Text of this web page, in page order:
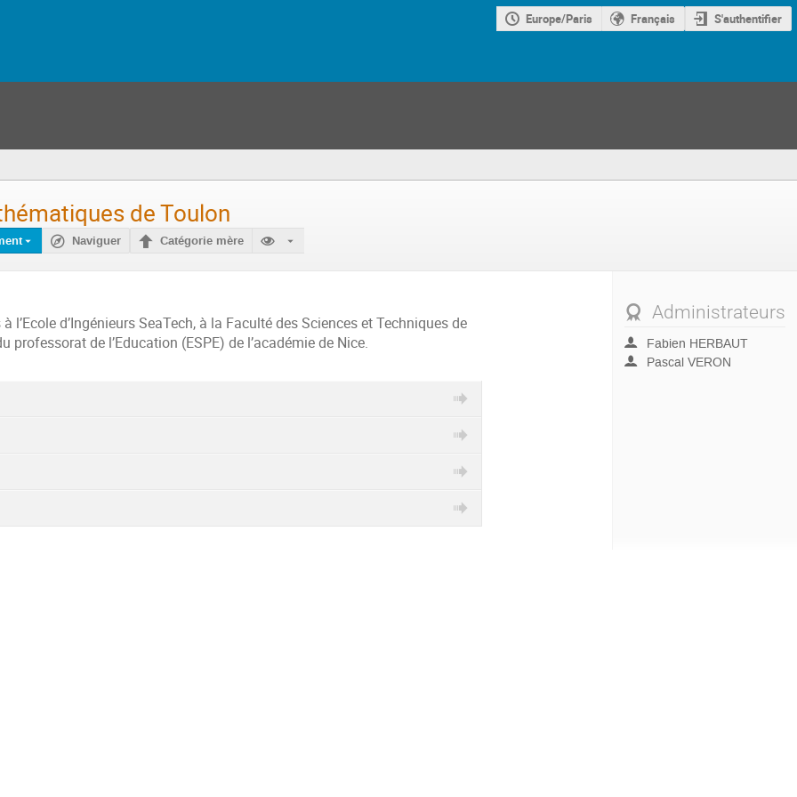
Europe/Paris Français S'authentifier
de Toulon
Naviguer Catégorie mère
l’Ecole d’Ingénieurs SeaTech, à la Faculté des Sciences et Techniques de
professorat de l’Education (ESPE) de l’académie de Nice.
Administrateurs
Fabien HERBAUT
Pascal VERON